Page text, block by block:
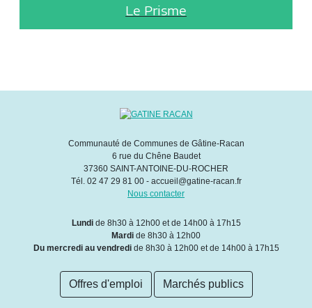
Le Prisme
Communauté de Communes de Gâtine-Racan
6 rue du Chêne Baudet
37360 SAINT-ANTOINE-DU-ROCHER
Tél. 02 47 29 81 00 - accueil@gatine-racan.fr
Nous contacter
Lundide 8h30 à 12h00 et de 14h00 à 17h15
Mardi de 8h30 à 12h00
Du mercredi au vendredide 8h30 à 12h00 et de 14h00 à 17h15
Offres d'emploi Marchés publics